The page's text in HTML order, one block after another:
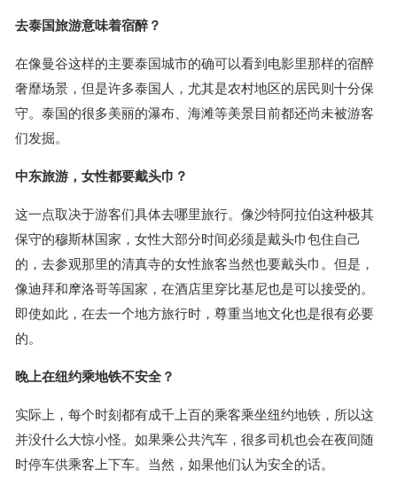
去泰国旅游意味着宿醉？
在像曼谷这样的主要泰国城市的确可以看到电影里那样的宿醉
奢靡场景，但是许多泰国人，尤其是农村地区的居民则十分保
守。泰国的很多美丽的瀑布、海滩等美景目前都还尚未被游客
们发掘。
中东旅游，女性都要戴头巾？
这一点取决于游客们具体去哪里旅行。像沙特阿拉伯这种极其
保守的穆斯林国家，女性大部分时间必须是戴头巾包住自己
的，去参观那里的清真寺的女性旅客当然也要戴头巾。但是，
像迪拜和摩洛哥等国家，在酒店里穿比基尼也是可以接受的。
即使如此，在去一个地方旅行时，尊重当地文化也是很有必要
的。
晚上在纽约乘地铁不安全？
实际上，每个时刻都有成千上百的乘客乘坐纽约地铁，所以这
并没什么大惊小怪。如果乘公共汽车，很多司机也会在夜间随
时停车供乘客上下车。当然，如果他们认为安全的话。